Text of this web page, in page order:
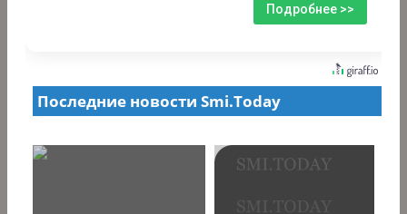
Подробнее >>